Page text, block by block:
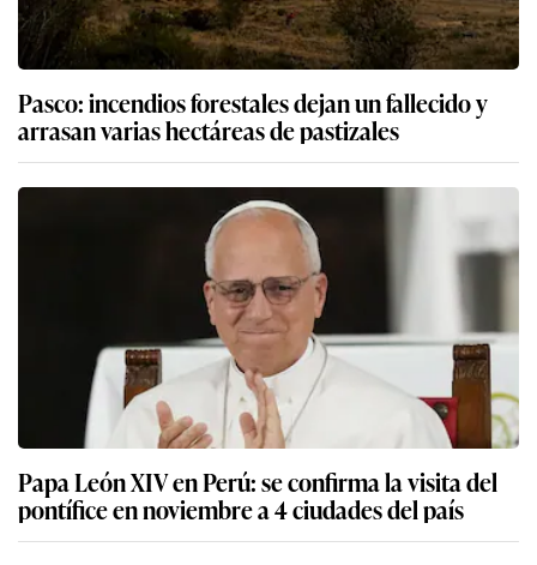
Pasco: incendios forestales dejan un fallecido y
arrasan varias hectáreas de pastizales
Papa León XIV en Perú: se confirma la visita del
pontífice en noviembre a 4 ciudades del país